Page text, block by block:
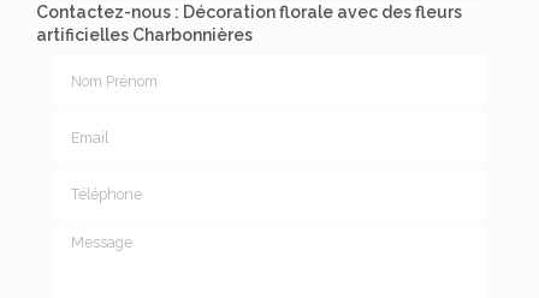
Contactez-nous : Décoration florale avec des fleurs
artificielles Charbonnières
Message